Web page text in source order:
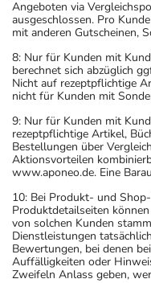
Angeboten via
ausgeschlossen. Pro
mit anderen Gutscheinen,
8: Nur für Kunden mit
berechnet sich abzüglich
Nicht auf rezeptpflichtige
nicht für Kunden mit
9: Nur für Kunden mit
rezeptpflichtige Artikel,
Bestellungen über
Aktionsvorteilen
www.aponeo.de. Eine
10: Bei Produkt- und
Produktdetailseiten
von solchen Kunden
Dienstleistungen
Bewertungen, bei denen
Auffälligkeiten oder
Zweifeln Anlass geben,